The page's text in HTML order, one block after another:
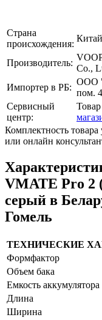
Страна
происхождения:
Китай
Производитель:
Co.,
Импортер в РБ:
ООО
пом. 4
Сервисный
центр:
Комплектность
или онлайн
VMATE Pro 2
серый в
Гомель
ТЕХНИЧЕСКИЕ
Формфактор
Объем бака
Емкость аккумулятора
Длина
Ширина